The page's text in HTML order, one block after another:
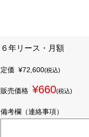
６年リース・月額
定価 ¥72,600(税込)
販売価格 ¥660(税込)
備考欄（連絡事項）